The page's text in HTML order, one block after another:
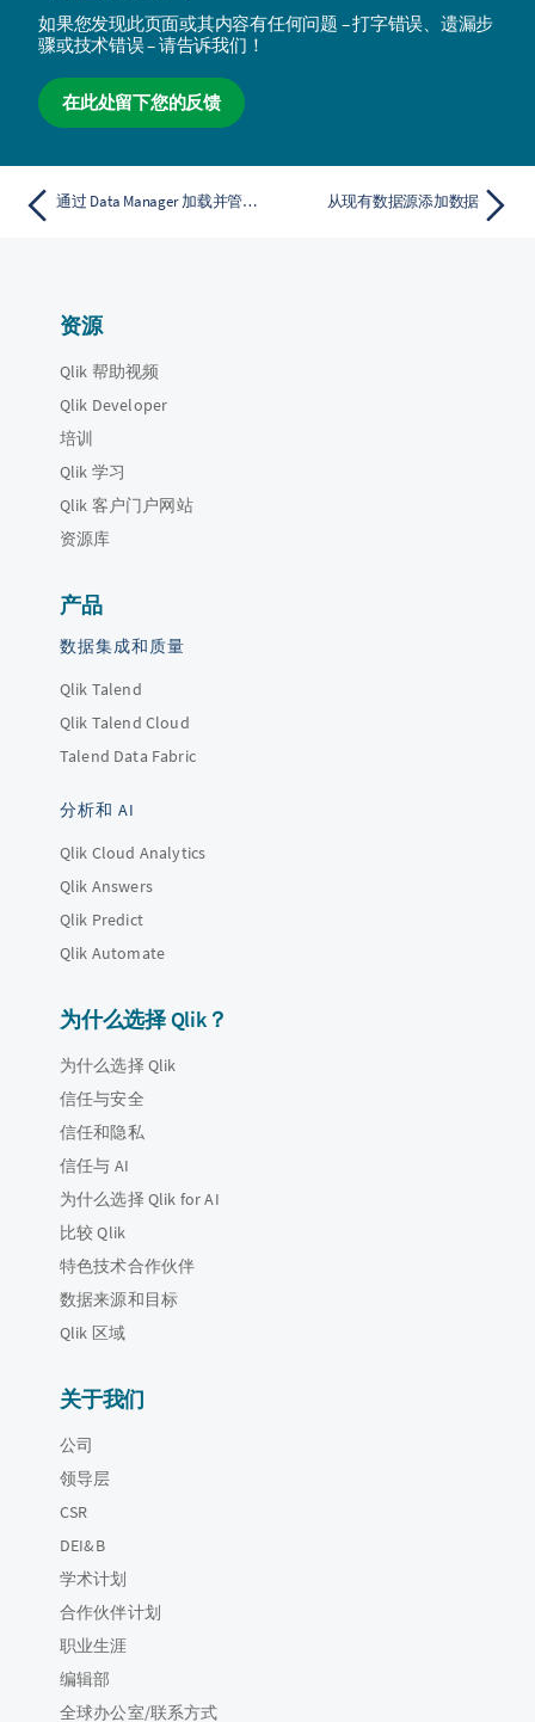
如果您发现此页面或其内容有任何问题 – 打字错误、遗漏步
骤或技术错误 – 请告诉我们！
在此处留下您的反馈
通过 Data Manager 加载并管理数据 从现有数据源添加数据
资源
Qlik 帮助视频
Qlik Developer
培训
Qlik 学习
Qlik 客户门户网站
资源库
产品
数据集成和质量
Qlik Talend
Qlik Talend Cloud
Talend Data Fabric
分析和 AI
Qlik Cloud Analytics
Qlik Answers
Qlik Predict
Qlik Automate
为什么选择 Qlik？
为什么选择 Qlik
信任与安全
信任和隐私
信任与 AI
为什么选择 Qlik for AI
比较 Qlik
特色技术合作伙伴
数据来源和目标
Qlik 区域
关于我们
公司
领导层
CSR
DEI&B
学术计划
合作伙伴计划
职业生涯
编辑部
全球办公室/联系方式